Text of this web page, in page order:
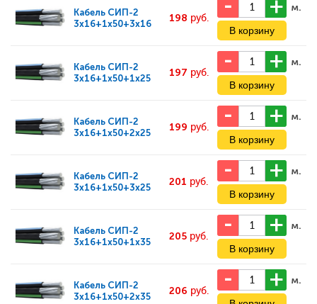
Кабель СИП-2
3x16+1x50+3x16
198 руб.
м.
Кабель СИП-2
3x16+1x50+1x25
197 руб.
м.
Кабель СИП-2
3x16+1x50+2x25
199 руб.
м.
Кабель СИП-2
3x16+1x50+3x25
201 руб.
м.
Кабель СИП-2
3x16+1x50+1x35
205 руб.
м.
Кабель СИП-2
3x16+1x50+2x35
206 руб.
м.